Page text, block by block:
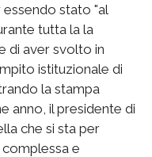
essendo stato "al
tutta la la
di aver svolto in
istituzionale di
la stampa
anno, il presidente di
che si sta per
e